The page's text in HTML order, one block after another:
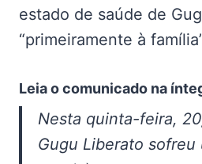
estado de saúde de
“primeiramente à
Leia o comunicado na
Nesta quinta-feira,
Gugu Liberato sofreu